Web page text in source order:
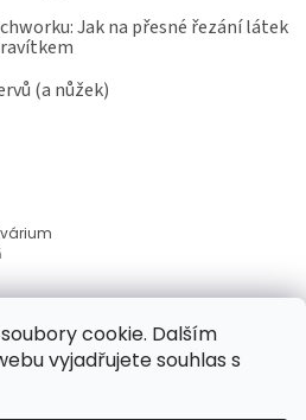
cookie. Dalším
vyjadřujete souhlas s
Jak na přesné řezání látek
(a nůžek)
je 5 z 5 hvězdiček.
je 5 z 5 hvězdiček.